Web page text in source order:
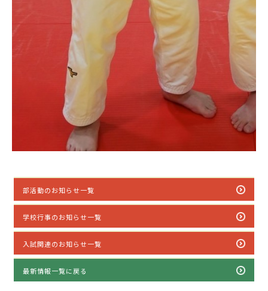
部活動のお知らせ一覧
学校行事のお知らせ一覧
入試関連のお知らせ一覧
最新情報一覧に戻る